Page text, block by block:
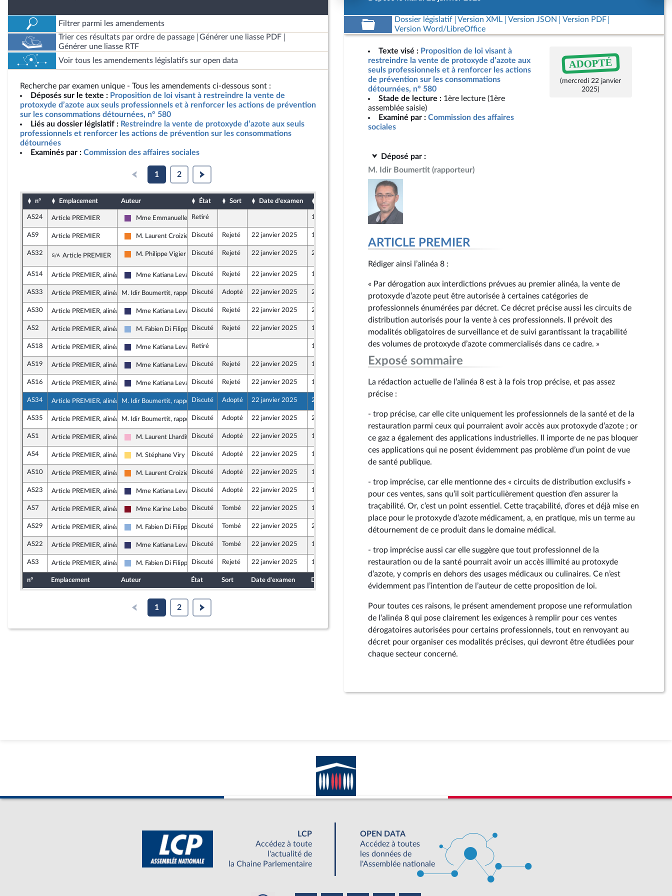
Filtrer parmi les amendements
Trier ces résultats par ordre de passage
Générer une liasse PDF
Générer une liasse RTF
Voir tous les amendements législatifs sur open data
Recherche par examen unique - Tous les amendements ci-dessous sont :
Déposés sur le texte : Proposition de loi visant à restreindre la vente de
protoxyde d’azote aux seuls professionnels et à renforcer les actions de prévention
sur les consommations détournées, n° 580
Liés au dossier législatif : Restreindre la vente de protoxyde d’azote aux seuls
professionnels et renforcer les actions de prévention sur les consommations
détournées
Examinés par : Commission des affaires sociales
1 2
n° Emplacement Auteur État Sort Date d'examen
AS24 Article PREMIER
Ensemble pour la République
Mme Emmanuelle Hoffman
Retiré 18 janvier 2025
AS9 Article PREMIER
Les Démocrates
M. Laurent Croizier Discuté Rejeté 22 janvier 2025 17 janvier 2025
AS32 Sous-amendement de l'amendement n°AS9
Article PREMIER Les Démocrates
M. Philippe Vigier Discuté Rejeté 22 janvier 2025 21 janvier 2025
AS14 Article PREMIER, alinéa 3
Rassemblement National
Mme Katiana Levavasseur
Discuté Rejeté 22 janvier 2025 18 janvier 2025
AS33 Article PREMIER, alinéa 3M. Idir Boumertit, rapporteurDiscuté Adopté 22 janvier 2025 21 janvier 2025
AS30 Article PREMIER, alinéa 6
Rassemblement National
Mme Katiana Levavasseur
Discuté Rejeté 22 janvier 2025 20 janvier 2025
AS2 Article PREMIER, alinéa 6
Droite Républicaine
M. Fabien Di Filippo Discuté Rejeté 22 janvier 2025 15 janvier 2025
AS18 Article PREMIER, alinéa 6
Rassemblement National
Mme Katiana Levavasseur
Retiré 18 janvier 2025
AS19 Article PREMIER, alinéa 6
Rassemblement National
Mme Katiana Levavasseur
Discuté Rejeté 22 janvier 2025 18 janvier 2025
AS16 Article PREMIER, alinéa 8
Rassemblement National
Mme Katiana Levavasseur
Discuté Rejeté 22 janvier 2025 18 janvier 2025
AS34 Article PREMIER, alinéa 8M. Idir Boumertit, rapporteurDiscuté Adopté 22 janvier 2025 21 janvier 2025
AS35 Article PREMIER, alinéa 9M. Idir Boumertit, rapporteurDiscuté Adopté 22 janvier 2025 21 janvier 2025
AS1 Article PREMIER, alinéa 9
Socialistes et apparentés
M. Laurent Lhardit Discuté Adopté 22 janvier 2025 15 janvier 2025
AS4 Article PREMIER, alinéa 9
Libertés, Indépendants, Outre-mer et Territoires
M. Stéphane Viry Discuté Adopté 22 janvier 2025 15 janvier 2025
AS10 Article PREMIER, alinéa 9
Les Démocrates
M. Laurent Croizier Discuté Adopté 22 janvier 2025 17 janvier 2025
AS23 Article PREMIER, alinéa 9
Rassemblement National
Mme Katiana Levavasseur
Discuté Adopté 22 janvier 2025 18 janvier 2025
AS7 Article PREMIER, alinéa 9
Gauche Démocrate et Républicaine
Mme Karine Lebon Discuté Tombé 22 janvier 2025 17 janvier 2025
AS29 Article PREMIER, alinéa 9
Droite Républicaine
M. Fabien Di Filippo Discuté Tombé 22 janvier 2025 20 janvier 2025
AS22 Article PREMIER, alinéa 9
Rassemblement National
Mme Katiana Levavasseur
Discuté Tombé 22 janvier 2025 18 janvier 2025
AS3 Article PREMIER, alinéa 9
Droite Républicaine
M. Fabien Di Filippo Discuté Rejeté 22 janvier 2025 15 janvier 2025
n° Emplacement Auteur État Sort Date d'examen Date de dépôt
1 2
Dossier législatif Version XML Version JSON
Version PDF
Version Word/LibreOffice
Texte visé : Proposition de loi visant à
restreindre la vente de protoxyde d’azote aux
seuls professionnels et à renforcer les actions
de prévention sur les consommations
détournées, n° 580
Stade de lecture : 1ère lecture (1ère
assemblée saisie)
Examiné par : Commission des affaires
sociales
ADOPTÉ
(mercredi 22 janvier
2025)
Déposé par :
M. Idir Boumertit (rapporteur)
ARTICLE PREMIER
Rédiger ainsi l’alinéa 8 :
« Par dérogation aux interdictions prévues au premier alinéa, la vente de
protoxyde d’azote peut être autorisée à certaines catégories de
professionnels énumérées par décret. Ce décret précise aussi les circuits de
distribution autorisés pour la vente à ces professionnels. Il prévoit des
modalités obligatoires de surveillance et de suivi garantissant la traçabilité
des volumes de protoxyde d’azote commercialisés dans ce cadre. »
Exposé sommaire
La rédaction actuelle de l’alinéa 8 est à la fois trop précise, et pas assez
précise :
- trop précise, car elle cite uniquement les professionnels de la santé et de la
restauration parmi ceux qui pourraient avoir accès aux protoxyde d’azote ; or
ce gaz a également des applications industrielles. Il importe de ne pas bloquer
ces applications qui ne posent évidemment pas problème d’un point de vue
de santé publique.
- trop imprécise, car elle mentionne des « circuits de distribution exclusifs »
pour ces ventes, sans qu’il soit particulièrement question d’en assurer la
traçabilité. Or, c’est un point essentiel. Cette traçabilité, d’ores et déjà mise en
place pour le protoxyde d’azote médicament, a, en pratique, mis un terme au
détournement de ce produit dans le domaine médical.
- trop imprécise aussi car elle suggère que tout professionnel de la
restauration ou de la santé pourrait avoir un accès illimité au protoxyde
d’azote, y compris en dehors des usages médicaux ou culinaires. Ce n’est
évidemment pas l’intention de l’auteur de cette proposition de loi.
Pour toutes ces raisons, le présent amendement propose une reformulation
de l’alinéa 8 qui pose clairement les exigences à remplir pour ces ventes
dérogatoires autorisées pour certains professionnels, tout en renvoyant au
décret pour organiser ces modalités précises, qui devront être étudiées pour
chaque secteur concerné.
LCP
Accédez à toute
l'actualité de
la Chaine Parlementaire
OPEN DATA
Accédez à toutes
les données de
l'Assemblée nationale